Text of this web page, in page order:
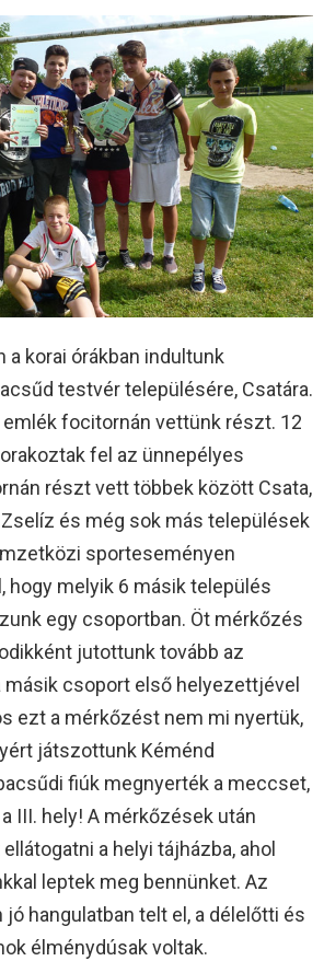
a korai órákban indultunk
testvér településére, Csatára.
emlék focitornán vettünk részt. 12
fel az ünnepélyes
részt vett többek között Csata,
Zselíz és még sok más települések
sporteseményen
hogy melyik 6 másik település
egy csoportban. Öt mérkőzés
jutottunk tovább az
másik csoport első helyezettjével
ezt a mérkőzést nem mi nyertük,
játszottunk Kéménd
fiúk megnyerték a meccset,
III. hely! A mérkőzések után
a helyi tájházba, ahol
leptek meg bennünket. Az
jó hangulatban telt el, a délelőtti és
élménydúsak voltak.